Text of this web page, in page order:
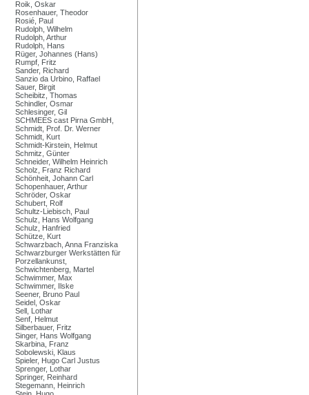
Roik, Oskar
Rosenhauer, Theodor
Rosié, Paul
Rudolph, Wilhelm
Rudolph, Arthur
Rudolph, Hans
Rüger, Johannes (Hans)
Rumpf, Fritz
Sander, Richard
Sanzio da Urbino, Raffael
Sauer, Birgit
Scheibitz, Thomas
Schindler, Osmar
Schlesinger, Gil
SCHMEES cast Pirna GmbH,
Schmidt, Prof. Dr. Werner
Schmidt, Kurt
Schmidt-Kirstein, Helmut
Schmitz, Günter
Schneider, Wilhelm Heinrich
Scholz, Franz Richard
Schönheit, Johann Carl
Schopenhauer, Arthur
Schröder, Oskar
Schubert, Rolf
Schultz-Liebisch, Paul
Schulz, Hans Wolfgang
Schulz, Hanfried
Schütze, Kurt
Schwarzbach, Anna Franziska
Schwarzburger Werkstätten für
Porzellankunst,
Schwichtenberg, Martel
Schwimmer, Max
Schwimmer, Ilske
Seener, Bruno Paul
Seidel, Oskar
Sell, Lothar
Senf, Helmut
Silberbauer, Fritz
Singer, Hans Wolfgang
Skarbina, Franz
Sobolewski, Klaus
Spieler, Hugo Carl Justus
Sprenger, Lothar
Springer, Reinhard
Stegemann, Heinrich